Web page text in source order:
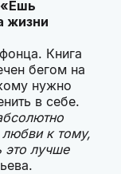
жизни
Книга
бегом на
нужно
в себе.
к тому,
это лучше